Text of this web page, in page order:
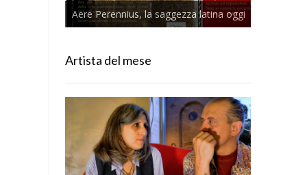
Aere Perennius, la saggezza latina oggi
Artista del mese